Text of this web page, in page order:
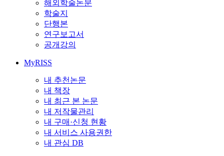
해외학술논문
학술지
단행본
연구보고서
공개강의
MyRISS
내 추천논문
내 책장
내 최근 본 논문
내 저작물관리
내 구매·신청 현황
내 서비스 사용권한
내 관심 DB